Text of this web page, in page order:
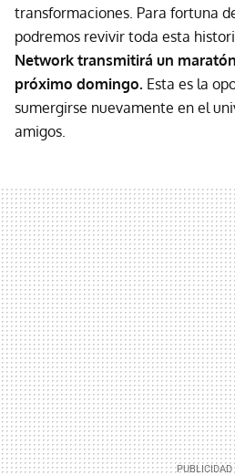
transformaciones. Para fortuna
podremos revivir toda esta
Network transmitirá un
próximo domingo. Esta es la
sumergirse nuevamente en el
amigos.